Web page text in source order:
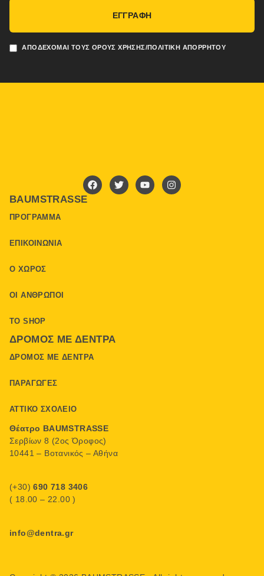
ΑΠΟΔΈΧΟΜΑΙ ΤΟΥΣ ΌΡΟΥΣ ΧΡΉΣΗΣ/ΠΟΛΙΤΙΚΉ ΑΠΟΡΡΉΤΟΥ
ΕΓΓΡΑΦΗ
BAUMSTRASSE
ΠΡΌΓΡΑΜΜΑ
ΕΠΙΚΟΙΝΩΝΊΑ
Ο ΧΏΡΟΣ
ΟΙ ΆΝΘΡΩΠΟΙ
ΤΟ SHOP
ΔΡΌΜΟΣ ΜΕ ΔΈΝΤΡΑ
ΔΡΌΜΟΣ ΜΕ ΔΈΝΤΡΑ
ΠΑΡΑΓΩΓΈΣ
ΑΤΤΙΚΌ ΣΧΟΛΕΊΟ
Θέατρο BAUMSTRASSE
Σερβίων 8 (2ος Όροφος)
10441 – Βοτανικός – Αθήνα
(+30)690 718 3406
( 18.00 – 22.00 )
info@dentra.gr